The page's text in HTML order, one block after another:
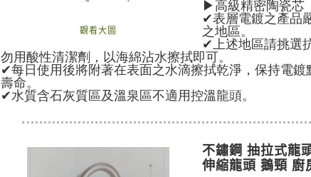
觀看大圖
▶高級精密陶瓷芯
✔表層電鍍之產品
之地區。
✔上述地區請挑選
勿用酸性清潔劑，以海綿沾水擦拭即可。
✔每日使用後將附著在表面之水滴擦拭乾淨，保持電
壽命。
✔水質含石灰質區及溫泉區不適用控溫龍頭。
不鏽鋼 抽拉式龍
伸縮龍頭 鵝頸 廚